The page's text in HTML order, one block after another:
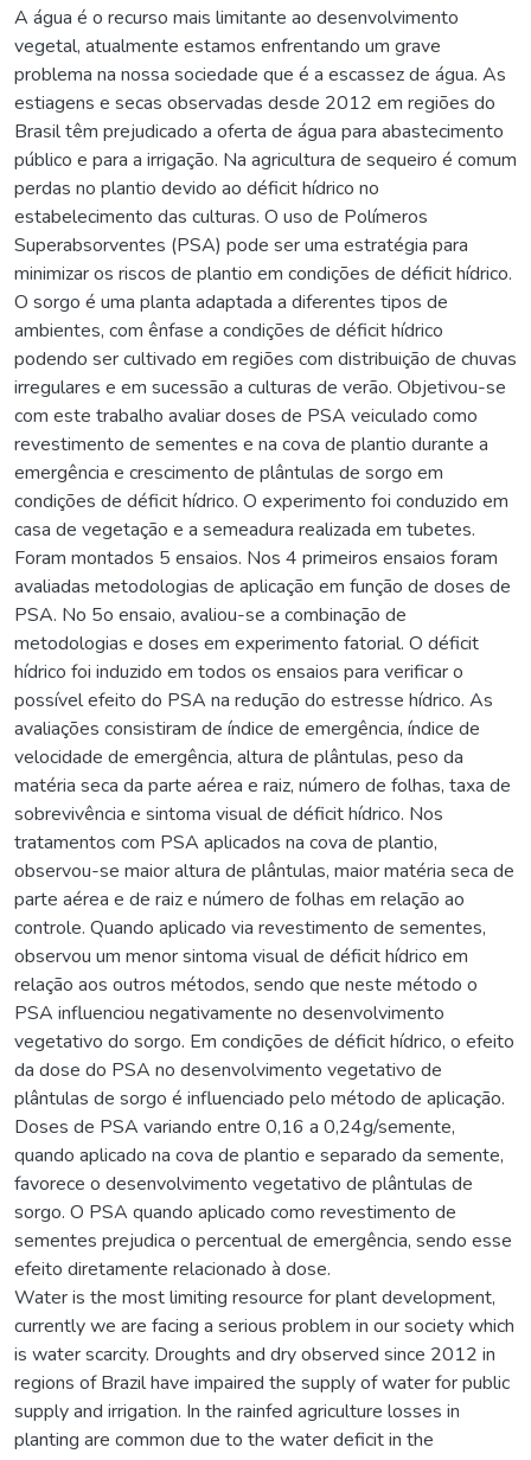
A água é o recurso mais limitante ao desenvolvimento
vegetal, atualmente estamos enfrentando um grave
problema na nossa sociedade que é a escassez de água. As
estiagens e secas observadas desde 2012 em regiões do
Brasil têm prejudicado a oferta de água para abastecimento
público e para a irrigação. Na agricultura de sequeiro é comum
perdas no plantio devido ao déficit hídrico no
estabelecimento das culturas. O uso de Polímeros
Superabsorventes (PSA) pode ser uma estratégia para
minimizar os riscos de plantio em condições de déficit hídrico.
O sorgo é uma planta adaptada a diferentes tipos de
ambientes, com ênfase a condições de déficit hídrico
podendo ser cultivado em regiões com distribuição de chuvas
irregulares e em sucessão a culturas de verão. Objetivou-se
com este trabalho avaliar doses de PSA veiculado como
revestimento de sementes e na cova de plantio durante a
emergência e crescimento de plântulas de sorgo em
condições de déficit hídrico. O experimento foi conduzido em
casa de vegetação e a semeadura realizada em tubetes.
Foram montados 5 ensaios. Nos 4 primeiros ensaios foram
avaliadas metodologias de aplicação em função de doses de
PSA. No 5o ensaio, avaliou-se a combinação de
metodologias e doses em experimento fatorial. O déficit
hídrico foi induzido em todos os ensaios para verificar o
possível efeito do PSA na redução do estresse hídrico. As
avaliações consistiram de índice de emergência, índice de
velocidade de emergência, altura de plântulas, peso da
matéria seca da parte aérea e raiz, número de folhas, taxa de
sobrevivência e sintoma visual de déficit hídrico. Nos
tratamentos com PSA aplicados na cova de plantio,
observou-se maior altura de plântulas, maior matéria seca de
parte aérea e de raiz e número de folhas em relação ao
controle. Quando aplicado via revestimento de sementes,
observou um menor sintoma visual de déficit hídrico em
relação aos outros métodos, sendo que neste método o
PSA influenciou negativamente no desenvolvimento
vegetativo do sorgo. Em condições de déficit hídrico, o efeito
da dose do PSA no desenvolvimento vegetativo de
plântulas de sorgo é influenciado pelo método de aplicação.
Doses de PSA variando entre 0,16 a 0,24g/semente,
quando aplicado na cova de plantio e separado da semente,
favorece o desenvolvimento vegetativo de plântulas de
sorgo. O PSA quando aplicado como revestimento de
sementes prejudica o percentual de emergência, sendo esse
efeito diretamente relacionado à dose.
Water is the most limiting resource for plant development,
currently we are facing a serious problem in our society which
is water scarcity. Droughts and dry observed since 2012 in
regions of Brazil have impaired the supply of water for public
supply and irrigation. In the rainfed agriculture losses in
planting are common due to the water deficit in the